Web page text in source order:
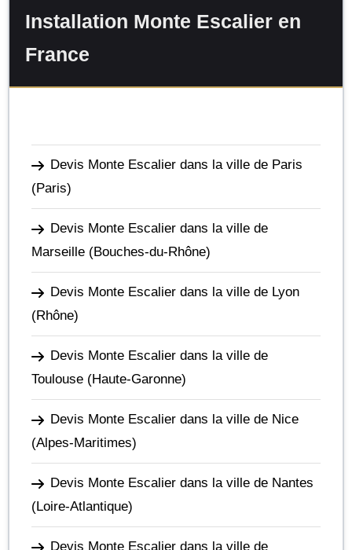
Installation Monte Escalier en
France
Devis Monte Escalier dans la ville de Paris
(Paris)
Devis Monte Escalier dans la ville de
Marseille (Bouches-du-Rhône)
Devis Monte Escalier dans la ville de Lyon
(Rhône)
Devis Monte Escalier dans la ville de
Toulouse (Haute-Garonne)
Devis Monte Escalier dans la ville de Nice
(Alpes-Maritimes)
Devis Monte Escalier dans la ville de Nantes
(Loire-Atlantique)
Devis Monte Escalier dans la ville de